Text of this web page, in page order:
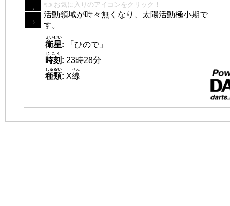
👈 お気に入りのアイコンをクリック！
活動領域が時々無くなり、太陽活動極小期で
す。
衛星
えいせい
:
「ひので」
時刻
じこく
: 23時28分
種類
しゅるい
: X線
せん